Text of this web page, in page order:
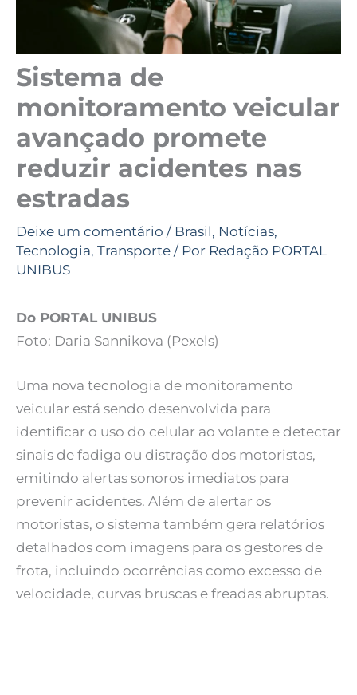
Sistema de
monitoramento veicular
avançado promete
reduzir acidentes nas
estradas
Deixe um comentário / Brasil, Notícias,
Tecnologia, Transporte / Por Redação PORTAL
UNIBUS
Do PORTAL UNIBUS
Foto: Daria Sannikova (Pexels)
Uma nova tecnologia de monitoramento
veicular está sendo desenvolvida para
identificar o uso do celular ao volante e detectar
sinais de fadiga ou distração dos motoristas,
emitindo alertas sonoros imediatos para
prevenir acidentes. Além de alertar os
motoristas, o sistema também gera relatórios
detalhados com imagens para os gestores de
frota, incluindo ocorrências como excesso de
velocidade, curvas bruscas e freadas abruptas.